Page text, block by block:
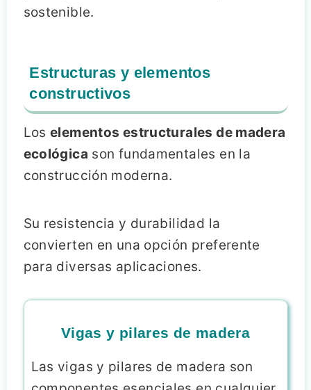
sostenible.
Estructuras y elementos
constructivos
Loselementos estructurales de madera
ecológica son fundamentales en la
construcción moderna.
Su resistencia y durabilidad la
convierten en una opción preferente
para diversas aplicaciones.
Vigas y pilares de madera
Las vigas y pilares de madera son